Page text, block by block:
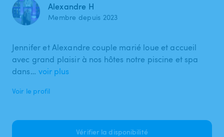
Alexandre H
Membre depuis 2023
Jennifer et Alexandre couple marié loue et accueil
avec grand plaisir à nos hôtes notre piscine et spa
dans… voir plus
Voir le profil
Vérifier la disponibilité